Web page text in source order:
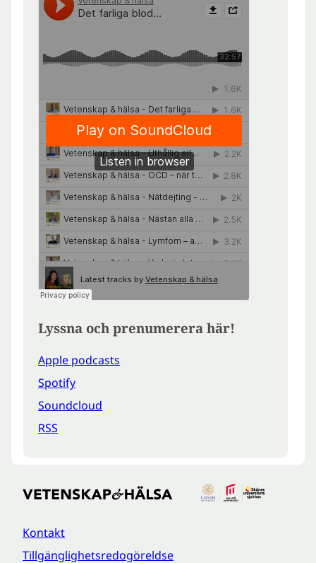
Lyssna och prenumerera här!
Apple podcasts
Spotify
Soundcloud
RSS
Kontakt
Tillgänglighetsredogöreldse